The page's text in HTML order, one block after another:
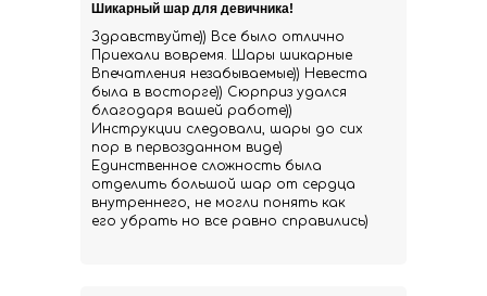
Здравствуйте)) Все было отлично
Приехали вовремя. Шары шикарные
Впечатления незабываемые)) Невеста
была в восторге)) Сюрприз удался
благодаря вашей работе))
Инструкции следовали, шары до сих
пор в первозданном виде)
Единственное сложность была
отделить большой шар от сердца
внутреннего, не могли понять как
его убрать но все равно справились)
Шикарный шар для девичника!